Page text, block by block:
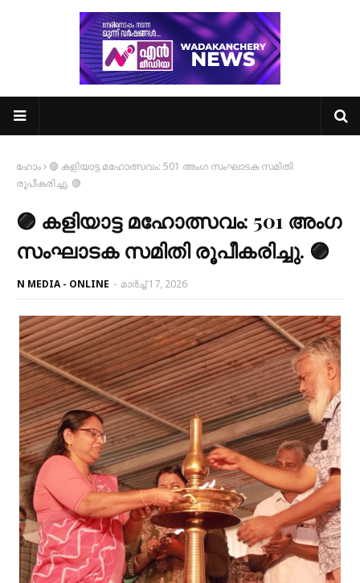
ഹോം
🟣 കളിയാട്ട മഹോത്സവം: 501 അംഗ സംഘാടക സമിതി
രൂപീകരിച്ചു. 🟣
🟣 കളിയാട്ട മഹോത്സവം: 501 അംഗ
സംഘാടക സമിതി രൂപീകരിച്ചു. 🟣
N MEDIA - ONLINE - മാർച്ച് 17, 2026